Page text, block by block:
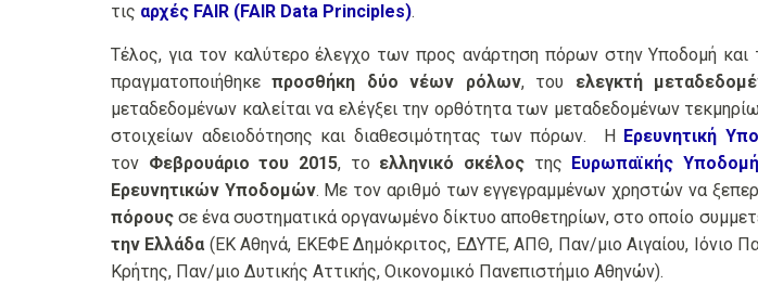
τις αρχές FAIR (FAIR Data Principles).
Τέλος, για τον καλύτερο έλεγχο των προς ανάρτηση πόρων στην Υποδομή
πραγματοποιήθηκεπροσθήκη δύο νέων ρόλων, του ελεγκτή
μεταδεδομένων καλείται να ελέγξει την ορθότητα των μεταδεδομένων
στοιχείων αδειοδότησης και διαθεσιμότητας των πόρων. Η Ερευνητική
τον Φεβρουάριο του 2015, το ελληνικό σκέλοςτης Ευρωπαϊκής
Ερευνητικών Υποδομών. Με τον αριθμό των εγγεγραμμένων χρηστών να
πόρους σε ένα συστηματικά οργανωμένο δίκτυο αποθετηρίων, στο οποίο
την Ελλάδα (ΕΚ Αθηνά, ΕΚΕΦΕ Δημόκριτος, ΕΔΥΤΕ, ΑΠΘ, Παν/μιο Αιγαίου, Ιόνιο
Κρήτης, Παν/μιο Δυτικής Αττικής, Οικονομικό Πανεπιστήμιο Αθηνών).